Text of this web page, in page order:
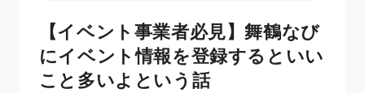
【イベント事業者必見】舞鶴なび
にイベント情報を登録するといい
こと多いよという話